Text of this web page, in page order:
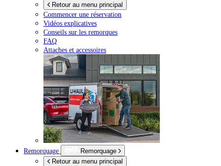
Retour au menu principal
Commencer une réservation
Vidéos explicatives
Conseils sur les remorques
FAQ
Attaches et accessoires
Remorquage
Remorquage
Retour au menu principal